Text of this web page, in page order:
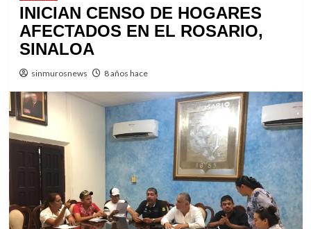
INICIAN CENSO DE HOGARES
AFECTADOS EN EL ROSARIO,
SINALOA
sinmurosnews 8 años hace